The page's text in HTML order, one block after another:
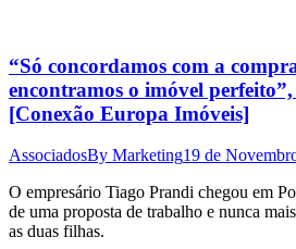
“Só concordamos com a
encontramos o imóvel
[Conexão Europa Imóveis]
AssociadosBy Marketing19 de
O empresário Tiago Prandi chegou em
de uma proposta de trabalho e nunca
as duas filhas.